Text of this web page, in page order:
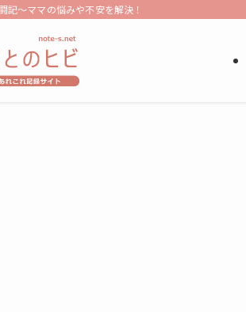
記～ママの悩みや不安を解決！